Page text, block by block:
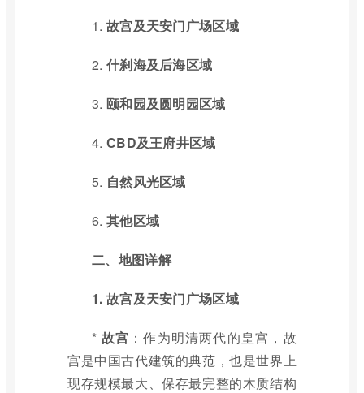
1. 故宫及天安门广场区域
2. 什刹海及后海区域
3. 颐和园及圆明园区域
4. CBD及王府井区域
5. 自然风光区域
6. 其他区域
二、地图详解
1. 故宫及天安门广场区域
* 故宫 ：作为明清两代的皇宫，故
宫是中国古代建筑的典范，也是世界上
现存规模最大、保存最完整的木质结构